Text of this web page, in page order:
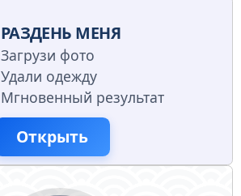
РАЗДЕНЬ МЕНЯ
Загрузи фото
Удали одежду
Мгновенный результат
Открыть